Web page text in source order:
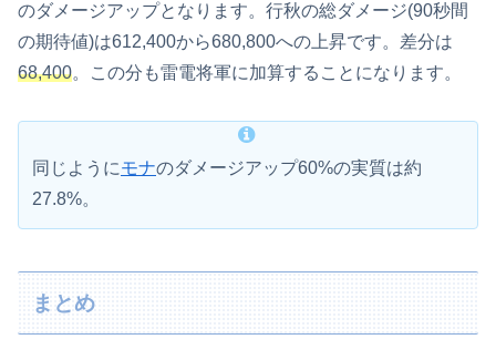
のダメージアップとなります。行秋の総ダメージ(90秒間
の期待値)は612,400から680,800への上昇です。差分は
68,400。この分も雷電将軍に加算することになります。
同じようにモナのダメージアップ60%の実質は約
27.8%。
まとめ